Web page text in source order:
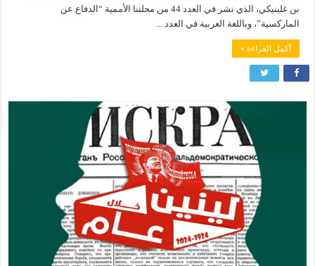
بن غلينيكي، الذي نشر في العدد 44 من مجلتنا الأممية “الدفاع عن
الماركسية”، وباللغة العربية في العدد ...
أكمل القراءة »